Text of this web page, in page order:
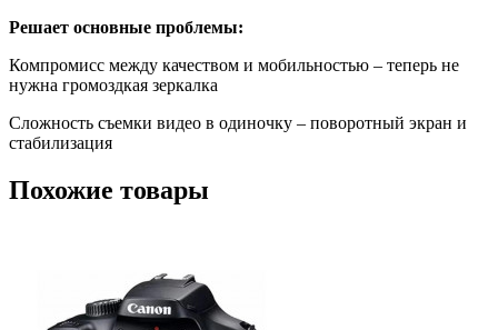
Решает основные проблемы:
Компромисс между качеством и мобильностью – теперь не
нужна громоздкая зеркалка
Сложность съемки видео в одиночку – поворотный экран и
стабилизация
Похожие товары